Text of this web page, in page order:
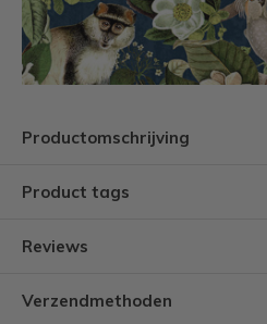
Productomschrijving
Product tags
Reviews
Verzendmethoden